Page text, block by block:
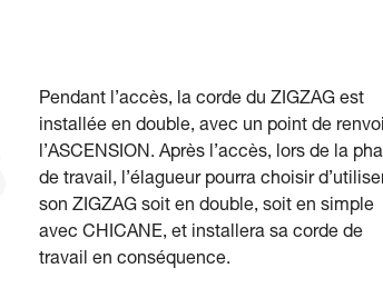
Pendant l’accès, la corde du ZIGZAG est
installée en double, avec un point de
l’ASCENSION. Après l’accès, lors de la
de travail, l’élagueur pourra choisir
son ZIGZAG soit en double, soit en simple
avec CHICANE, et installera sa corde de
travail en conséquence.